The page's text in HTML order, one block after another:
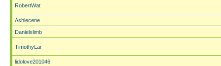
RobertWat
Ashlecene
Danielslimb
TimothyLar
lidolove201046